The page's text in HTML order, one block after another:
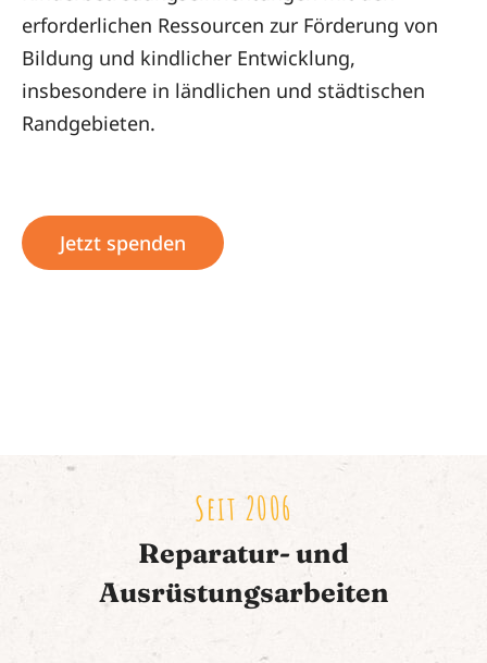
erforderlichen Ressourcen zur Förderung von
Bildung und kindlicher Entwicklung,
insbesondere in ländlichen und städtischen
Randgebieten.
Jetzt spenden
Seit 2006
Reparatur- und
Ausrüstungsarbeiten